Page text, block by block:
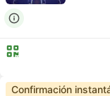
Confirmación